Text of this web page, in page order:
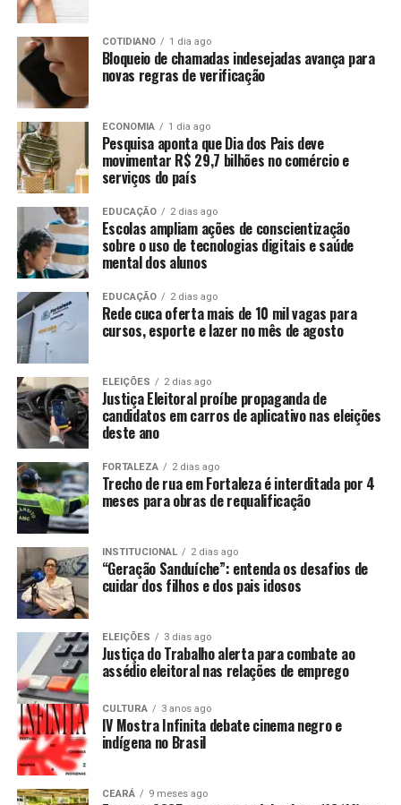
COTIDIANO 1 dia ago
Bloqueio de chamadas indesejadas avança para
novas regras de verificação
ECONOMIA 1 dia ago
Pesquisa aponta que Dia dos Pais deve
movimentar R$ 29,7 bilhões no comércio e
serviços do país
EDUCAÇÃO 2 dias ago
Escolas ampliam ações de conscientização
sobre o uso de tecnologias digitais e saúde
mental dos alunos
EDUCAÇÃO 2 dias ago
Rede cuca oferta mais de 10 mil vagas para
cursos, esporte e lazer no mês de agosto
ELEIÇÕES 2 dias ago
Justiça Eleitoral proíbe propaganda de
candidatos em carros de aplicativo nas eleições
deste ano
FORTALEZA 2 dias ago
Trecho de rua em Fortaleza é interditada por 4
meses para obras de requalificação
INSTITUCIONAL 2 dias ago
“Geração Sanduíche”: entenda os desafios de
cuidar dos filhos e dos pais idosos
ELEIÇÕES 3 dias ago
Justiça do Trabalho alerta para combate ao
assédio eleitoral nas relações de emprego
CULTURA 3 anos ago
IV Mostra Infinita debate cinema negro e
indígena no Brasil
CEARÁ 9 meses ago